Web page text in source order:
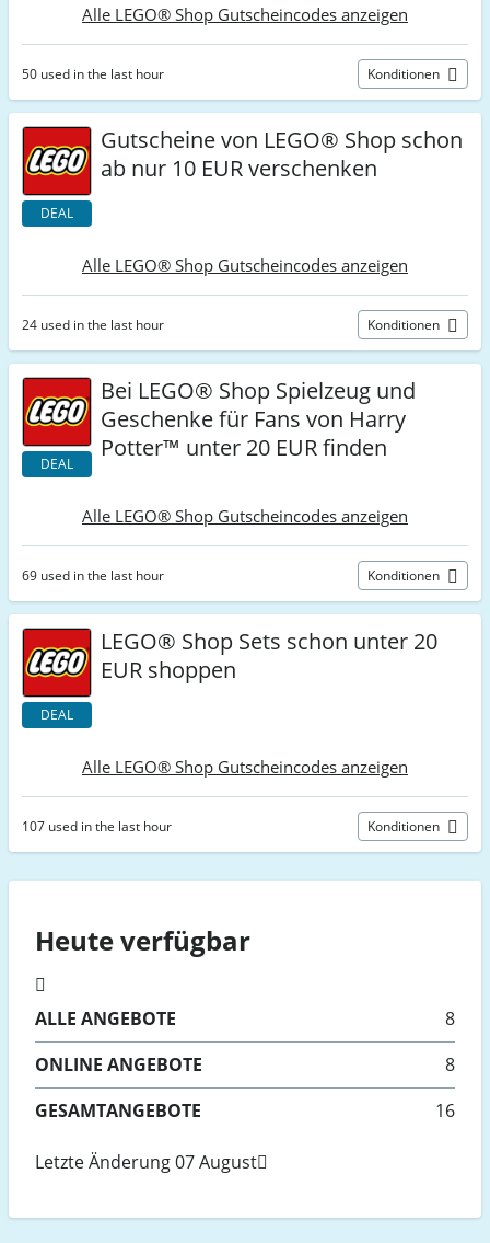
Alle LEGO® Shop Gutscheincodes anzeigen
50 used in the last hour Konditionen
DEAL
Gutscheine von LEGO® Shop schon
ab nur 10 EUR verschenken
Alle LEGO® Shop Gutscheincodes anzeigen
24 used in the last hour Konditionen
DEAL
Bei LEGO® Shop Spielzeug und
Geschenke für Fans von Harry
Potter™ unter 20 EUR finden
Alle LEGO® Shop Gutscheincodes anzeigen
69 used in the last hour Konditionen
DEAL
LEGO® Shop Sets schon unter 20
EUR shoppen
Alle LEGO® Shop Gutscheincodes anzeigen
107 used in the last hour Konditionen
Heute verfügbar
ALLE ANGEBOTE
8
ONLINE ANGEBOTE
8
GESAMTANGEBOTE
16
Letzte Änderung 07 August